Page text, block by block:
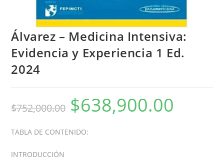
Álvarez – Medicina Intensiva:
Evidencia y Experiencia 1 Ed.
2024
$752,000.00 $638,900.00
TABLA DE CONTENIDO:
INTRODUCCIÓN